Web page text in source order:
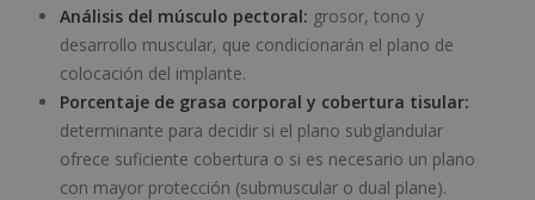
Análisis del músculo pectoral: grosor, tono y
desarrollo muscular, que condicionarán el plano de
colocación del implante.
Porcentaje de grasa corporal y cobertura tisular:
determinante para decidir si el plano subglandular
ofrece suficiente cobertura o si es necesario un plano
con mayor protección (submuscular o dual plane).